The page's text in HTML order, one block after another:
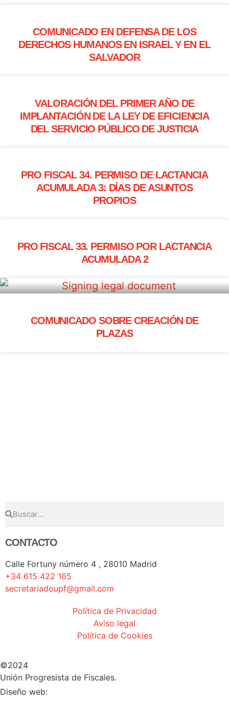
COMUNICADO EN DEFENSA DE LOS
DERECHOS HUMANOS EN ISRAEL Y EN EL
SALVADOR
VALORACIÓN DEL PRIMER AÑO DE
IMPLANTACIÓN DE LA LEY DE EFICIENCIA
DEL SERVICIO PÚBLICO DE JUSTICIA
PRO FISCAL 34. PERMISO DE LACTANCIA
ACUMULADA 3: DÍAS DE ASUNTOS
PROPIOS
PRO FISCAL 33. PERMISO POR LACTANCIA
ACUMULADA 2
COMUNICADO SOBRE CREACIÓN DE
PLAZAS
CONTACTO
Calle Fortuny número 4 , 28010 Madrid
+34 615 422 165
secretariadoupf@gmail.com
Política de Privacidad
Aviso legal
Política de Cookies
©2024
Unión Progresista de Fiscales.
Diseño web: